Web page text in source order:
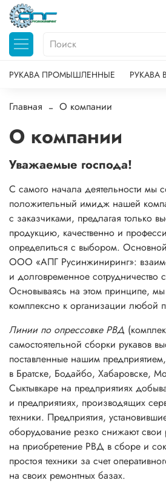
РУКАВА ПРОМЫШЛЕННЫЕ РУКАВА
Главная О компании
О компании
Уважаемые господа!
С самого начала деятельности мы
положительный имидж нашей
с заказчиками, предлагая только
продукцию, качественно и
определиться с выбором.
ООО «АПГ Русинжиниринг»:
и долговременное сотрудничество
Основываясь на этом принципе,
комплексно к организации любой
Линии по опрессовке РВД
самостоятельной сборки рукавов
поставленные нашим
в Братске, Бодайбо, Хабаровске,
Сыктывкаре на предприятиях
и предприятиях, производящих
техники. Предприятия,
оборудование резко снижают свои
на приобретение РВД в сборе и
простоя техники за счет
на своих ремонтных базах.